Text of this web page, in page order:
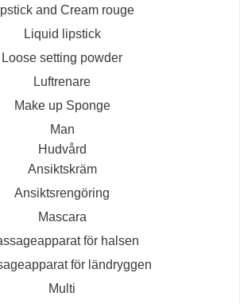
and Cream rouge
Liquid lipstick
Loose setting powder
Luftrenare
Make up Sponge
Man
Hudvård
Ansiktskräm
Ansiktsrengöring
Mascara
för halsen
för ländryggen
Multi